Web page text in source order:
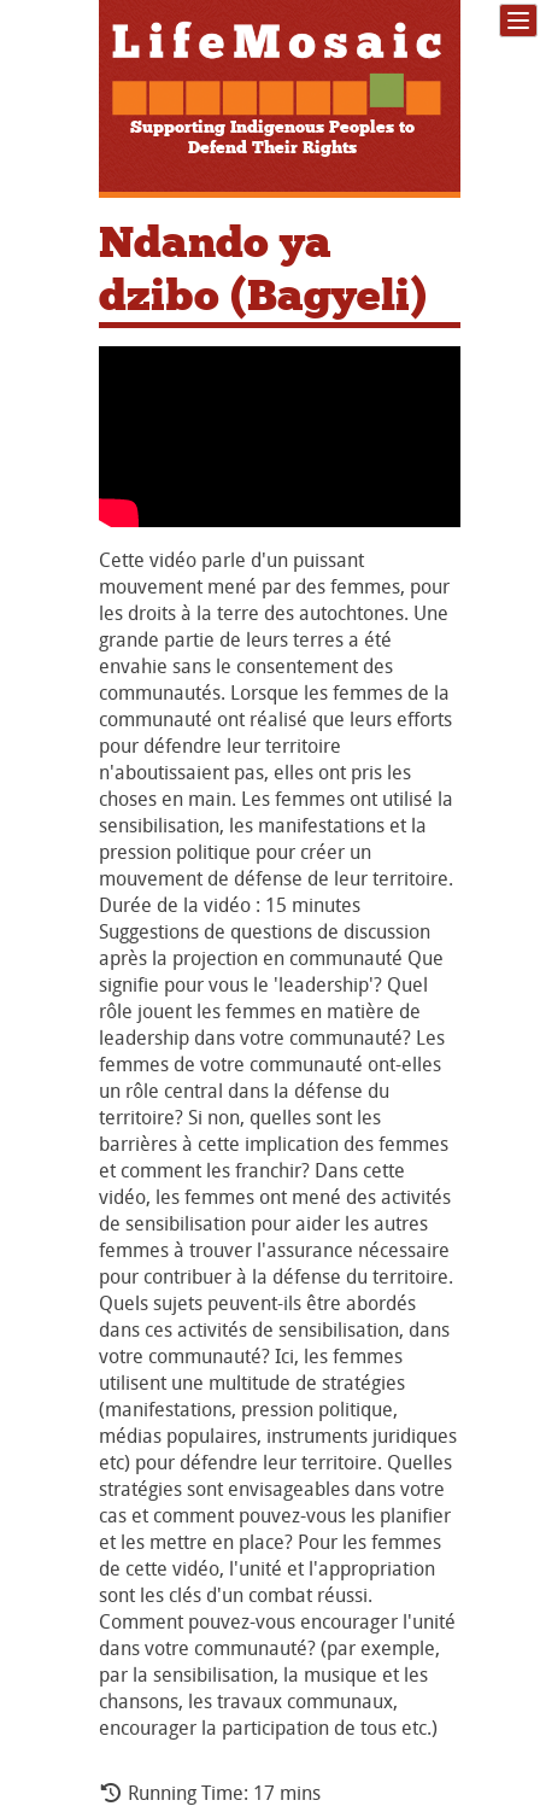
Supporting Indigenous Peoples to
Defend Their Rights
Ndando ya
dzibo (Bagyeli)
Cette vidéo parle d'un puissant
mouvement mené par des femmes, pour
les droits à la terre des autochtones. Une
grande partie de leurs terres a été
envahie sans le consentement des
communautés. Lorsque les femmes de la
communauté ont réalisé que leurs efforts
pour défendre leur territoire
n'aboutissaient pas, elles ont pris les
choses en main. Les femmes ont utilisé la
sensibilisation, les manifestations et la
pression politique pour créer un
mouvement de défense de leur territoire.
Durée de la vidéo : 15 minutes
Suggestions de questions de discussion
après la projection en communauté Que
signifie pour vous le 'leadership'? Quel
rôle jouent les femmes en matière de
leadership dans votre communauté? Les
femmes de votre communauté ont-elles
un rôle central dans la défense du
territoire? Si non, quelles sont les
barrières à cette implication des femmes
et comment les franchir? Dans cette
vidéo, les femmes ont mené des activités
de sensibilisation pour aider les autres
femmes à trouver l'assurance nécessaire
pour contribuer à la défense du territoire.
Quels sujets peuvent-ils être abordés
dans ces activités de sensibilisation, dans
votre communauté? Ici, les femmes
utilisent une multitude de stratégies
(manifestations, pression politique,
médias populaires, instruments juridiques
etc) pour défendre leur territoire. Quelles
stratégies sont envisageables dans votre
cas et comment pouvez-vous les planifier
et les mettre en place? Pour les femmes
de cette vidéo, l'unité et l'appropriation
sont les clés d'un combat réussi.
Comment pouvez-vous encourager l'unité
dans votre communauté? (par exemple,
par la sensibilisation, la musique et les
chansons, les travaux communaux,
encourager la participation de tous etc.)
Running Time: 17 mins